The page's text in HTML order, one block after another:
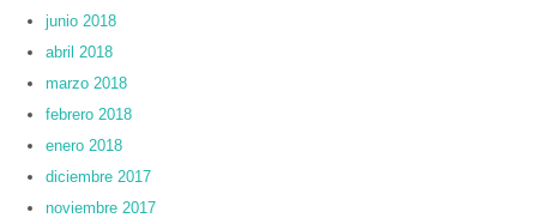
junio 2018
abril 2018
marzo 2018
febrero 2018
enero 2018
diciembre 2017
noviembre 2017